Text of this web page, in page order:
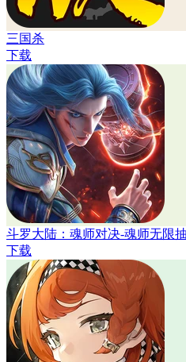
三国杀
下载
斗罗大陆：魂师对决-魂师无限抽
下载